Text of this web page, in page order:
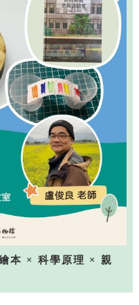
本 × 科學原理 × 親